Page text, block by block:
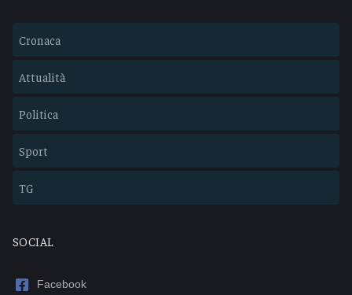
Cronaca
Attualità
Politica
Sport
TG
SOCIAL
Facebook